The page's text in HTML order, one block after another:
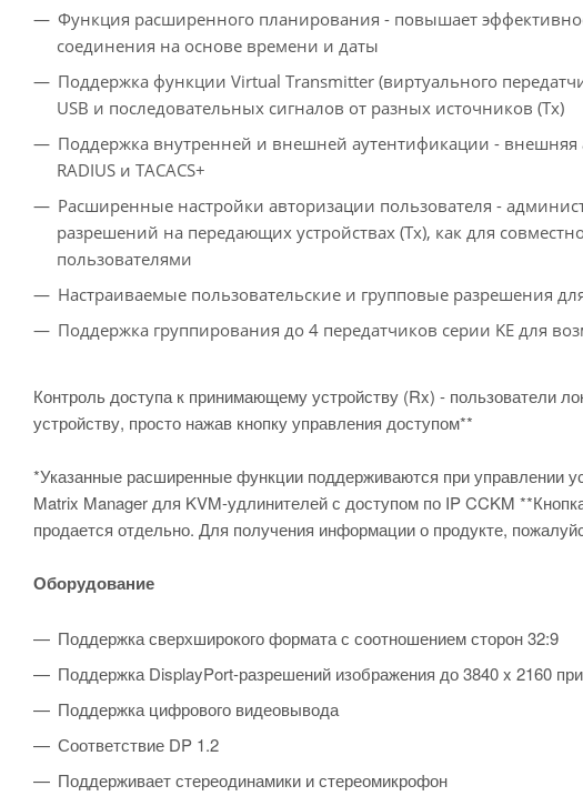
Функция расширенного планирования - повышает
соединения на основе времени и даты
Поддержка функции Virtual Transmitter (виртуального
USB и последовательных сигналов от разных источников (Tx)
Поддержка внутренней и внешней аутентификации - внешняя
RADIUS и TACACS+
Расширенные настройки авторизации пользователя -
разрешений на передающих устройствах (Tx), как для
пользователями
Настраиваемые пользовательские и групповые разрешения
Поддержка группирования до 4 передатчиков серии KE для
Контроль доступа к принимающему устройству (Rx) - пользователи
устройству, просто нажав кнопку управления доступом**
*Указанные расширенные функции поддерживаются при управлении
Matrix Manager для KVM-удлинителей с доступом по IP CCKM
продается отдельно. Для получения информации о продукте,
Оборудование
Поддержка сверхширокого формата с соотношением сторон 32:9
Поддержка DisplayPort-разрешений изображения до 3840 x 2160
Поддержка цифрового видеовывода
Соответствие DP 1.2
Поддерживает стереодинамики и стереомикрофон